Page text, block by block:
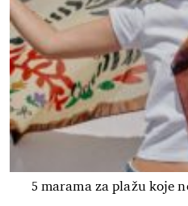
5 marama za plažu koje